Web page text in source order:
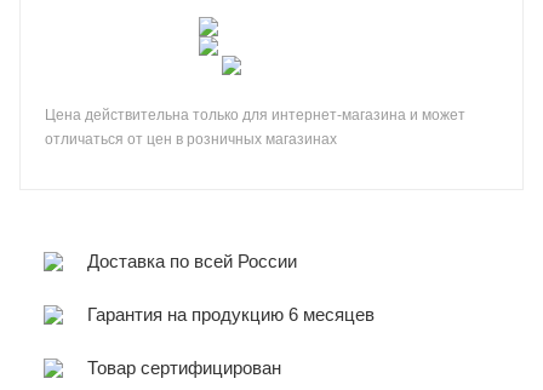
Цена действительна только для интернет-магазина и может
отличаться от цен в розничных магазинах
Доставка по всей России
Гарантия на продукцию 6 месяцев
Товар сертифицирован